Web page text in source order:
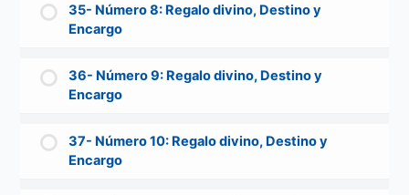
35- Número 8: Regalo divino, Destino y
Encargo
36- Número 9: Regalo divino, Destino y
Encargo
37- Número 10: Regalo divino, Destino y
Encargo